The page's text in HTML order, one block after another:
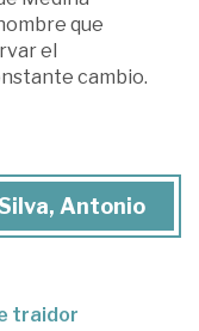
que
el
cambio.
Antonio
traidor